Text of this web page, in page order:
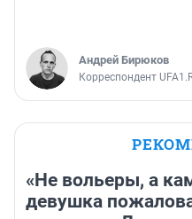
Андрей Бирюков
Корреспондент
«Не вольеры, а
девушка